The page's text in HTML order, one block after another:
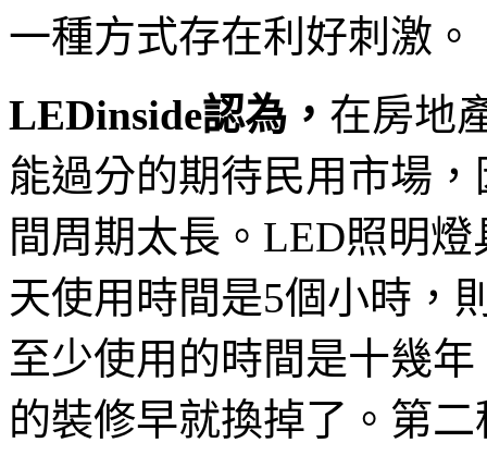
一種方式存在利好刺激。
LEDinside認為， 在房地
能過分的期待民用市場
間周期太長。LED照明
天使用時間是5個小時，
至少使用的時間是十幾
的裝修早就換掉了。第